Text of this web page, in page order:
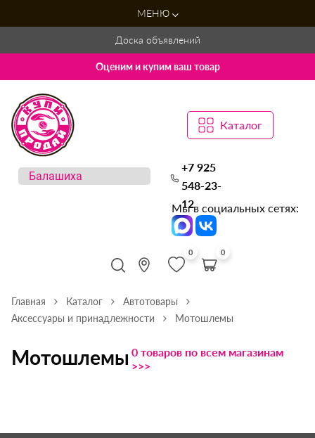
МЕНЮ
Доска объявлений
Оценим и купим ваш товар
Каталог
+7 925
548-23-
12
Мы в социальных сетях:
0 0
Главная Каталог
Автотовары
Аксессуары и принадлежности
Мотошлемы
Мотошлемы 0 товаров по всем магазинам
>>>